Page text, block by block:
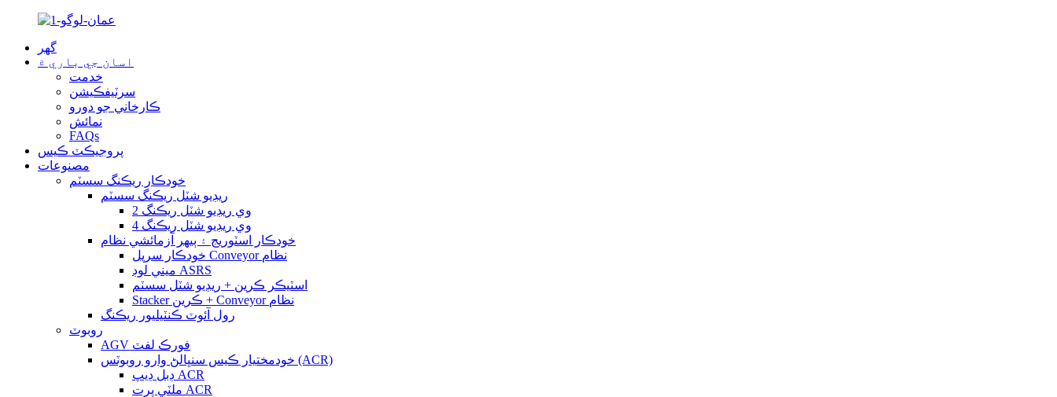
گهر
اسان جي باري ۾
خدمت
سرٽيفڪيشن
ڪارخاني جو دورو
نمائش
FAQs
پروجيڪٽ ڪيس
مصنوعات
خودڪار ريڪنگ سسٽم
ريڊيو شٽل ريڪنگ سسٽم
2 وي ريڊيو شٽل ريڪنگ
4 وي ريڊيو شٽل ريڪنگ
خودڪار اسٽوريج ۽ ٻيهر آزمائشي نظام
خودڪار سرپل Conveyor نظام
ميني لوڊ ASRS
اسٽيڪر ڪرين + ريڊيو شٽل سسٽم
Stacker ڪرين + Conveyor نظام
رول آئوٽ ڪنٽيليور ريڪنگ
روبوٽ
AGV فورڪ لفٽ
خودمختيار ڪيس سنڀالڻ وارو روبوٽس (ACR)
ڊبل ڊيپ ACR
ملٽي پرت ACR